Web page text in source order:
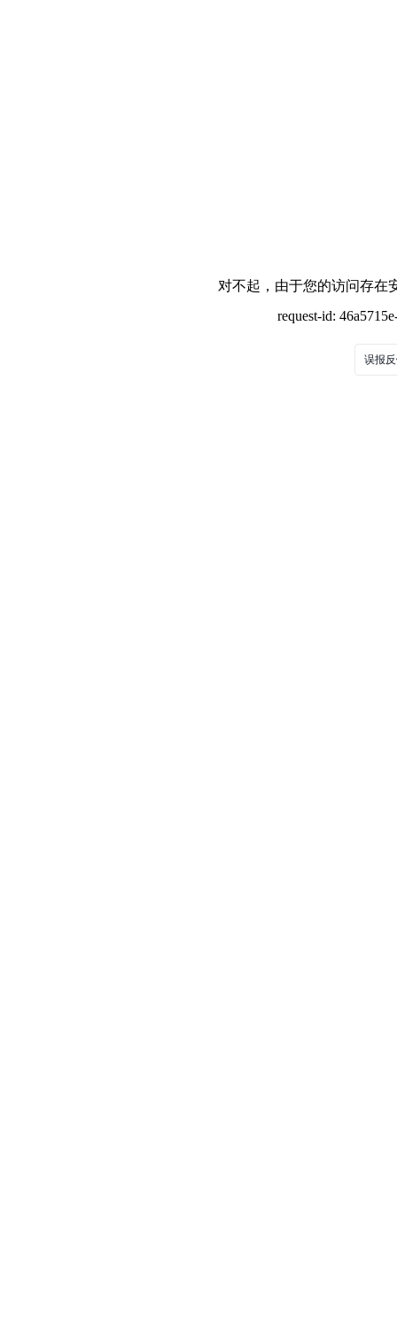
对不起，由于您的访问存在
request-id:
误报